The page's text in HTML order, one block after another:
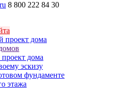
8 800 222 84 30
проект дома
дома
эскизу
фундаменте
этажа